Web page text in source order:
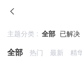
主题分类 : 全部 已解决
全部 热门 最新 精